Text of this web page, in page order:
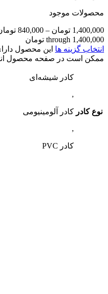
محصولات موجود
1,400,000 تومان –
840,000
through 1,400,000 تومان
انتخاب گزینه ها این محصول
ممکن است در صفحه محصول
نوع کادر
کادر شیشه‌ای
,
کادر آلومینیومی
,
کادر PVC